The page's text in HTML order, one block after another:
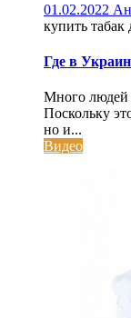
01.02.2022
купить табак
Где в
Много людей
Поскольку
но и...
Видео